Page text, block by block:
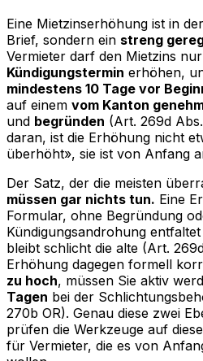
Eine Mietzinserhöhung ist in
Brief, sondern ein streng
Vermieter darf den Mietzins nur
Kündigungstermin erhöhen,
mindestens 10 Tage vor
auf einem vom Kanton
und begründen (Art. 269d
daran, ist die Erhöhung nicht
überhöht», sie ist von Anfang
Der Satz, der die meisten
müssen gar nichts tun. Eine
Formular, ohne Begründung
Kündigungsandrohung
bleibt schlicht die alte (Art.
Erhöhung dagegen formell
zu hoch, müssen Sie aktiv
Tagen bei der
270b OR). Genau diese zwei
prüfen die Werkzeuge auf
für Vermieter, die es von